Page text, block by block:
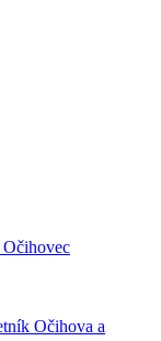
Očihova a